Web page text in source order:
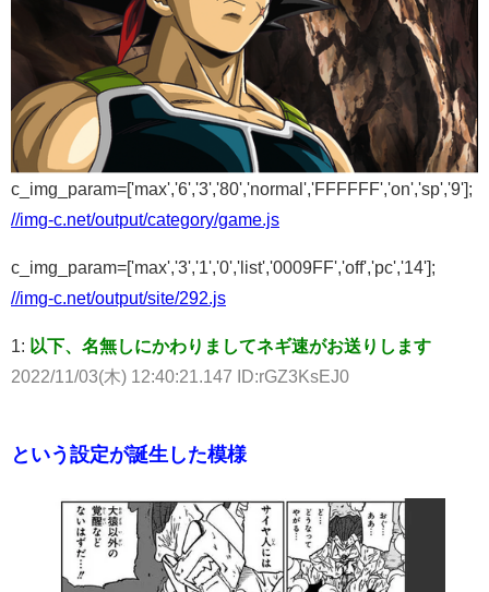
c_img_param=['max','6','3','80','normal','FFFFFF','on','sp','9'];
//img-c.net/output/category/game.js
c_img_param=['max','3','1','0','list','0009FF','off','pc','14'];
//img-c.net/output/site/292.js
1: 以下、名無しにかわりましてネギ速がお送りします
2022/11/03(木) 12:40:21.147 ID:rGZ3KsEJ0
という設定が誕生した模様